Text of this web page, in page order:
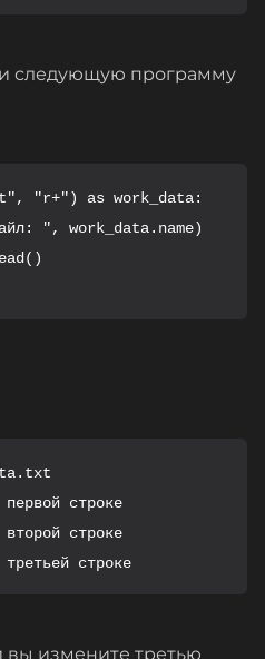
следующую программу
"r+") as work_data:
", work_data.name)
строке
строке
строке
вы измените третью